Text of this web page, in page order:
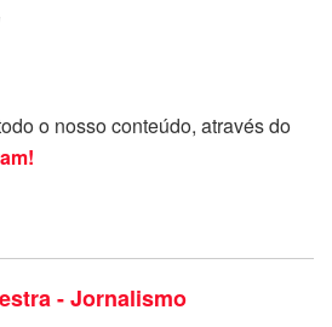
o nosso conteúdo, através do
- Jornalismo